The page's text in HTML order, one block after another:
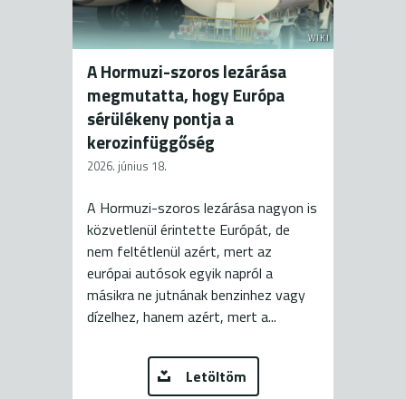
WIKI
A Hormuzi-szoros lezárása
megmutatta, hogy Európa
sérülékeny pontja a
kerozinfüggőség
2026. június 18.
A Hormuzi-szoros lezárása nagyon is
közvetlenül érintette Európát, de
nem feltétlenül azért, mert az
európai autósok egyik napról a
másikra ne jutnának benzinhez vagy
dízelhez, hanem azért, mert a...
Letöltöm